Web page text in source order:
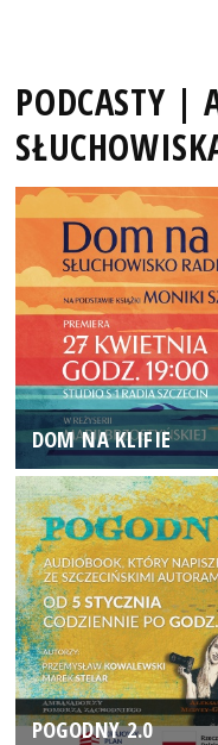
PODCASTY |
DOM NA KLIFIE
POGODNY 2.0